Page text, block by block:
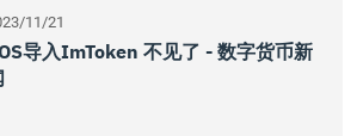
11/21
导入imToken 不见了 - 数字货币新